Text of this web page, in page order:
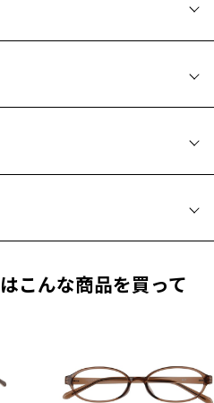
ストは こちら
型を用意。
計料金を知りたい方へ
品質保証
場合、保証期間は初期の期間から
交換券」をお選びのうえ、
をお買い求めください。
は「レンズ交換券」はお選び
こんな商品を買って